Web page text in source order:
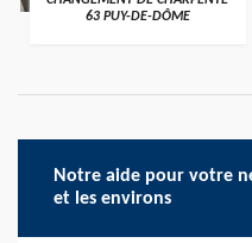
63 PUY-DE-DÔME
Notre aide pour votre
et les environs